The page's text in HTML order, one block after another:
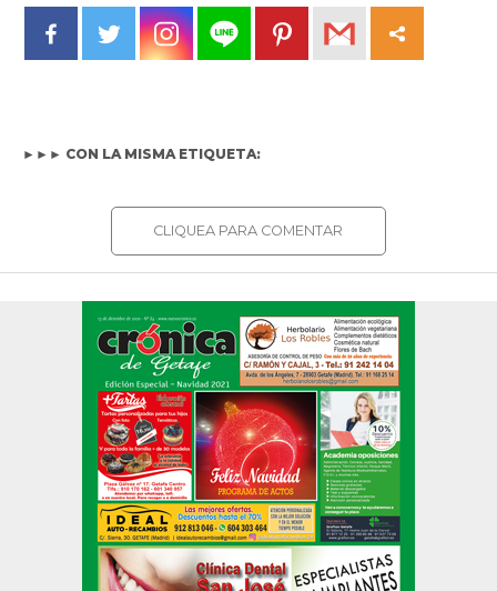
►►► CON LA MISMA ETIQUETA:
CLIQUEA PARA COMENTAR